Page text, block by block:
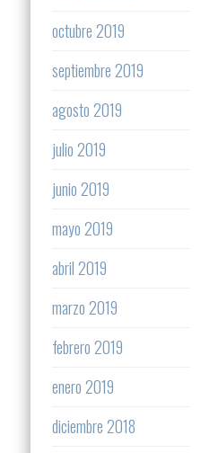
octubre 2019
septiembre 2019
agosto 2019
julio 2019
junio 2019
mayo 2019
abril 2019
marzo 2019
febrero 2019
enero 2019
diciembre 2018